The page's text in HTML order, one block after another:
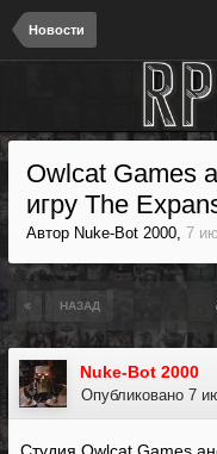
Новости
Owlcat Games
игру The
Автор Nuke-Bot 2000, 7
НАЗАД
Nuke-Bot 2000
Опубликовано 7